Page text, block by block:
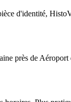
d'identité,
près de Aéroport